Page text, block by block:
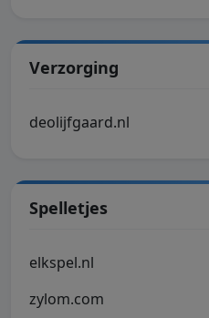
Verzorging
deolijfgaard.nl
Spelletjes
elkspel.nl
zylom.com